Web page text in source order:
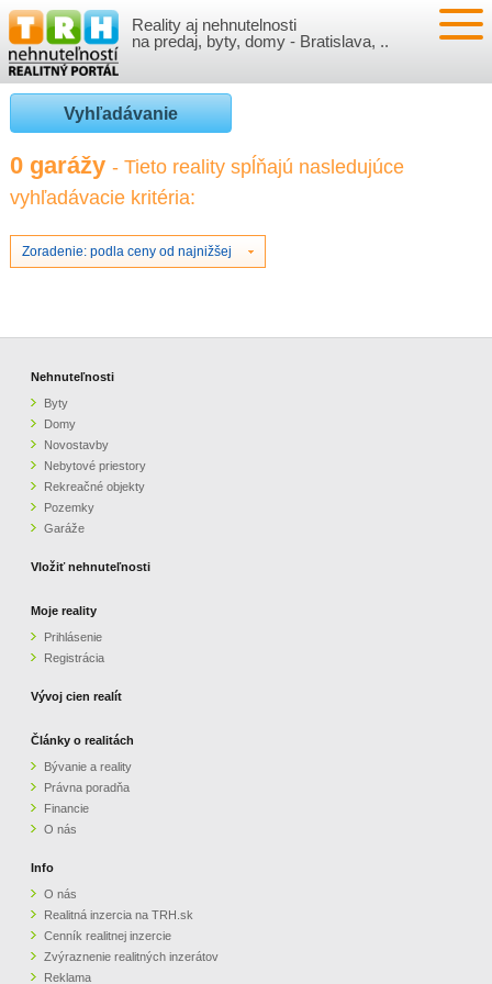
Reality aj nehnutelnosti
na predaj, byty, domy - Bratislava, ..
NEHNUTEĽNOSTI
BYTY
NOVOSTAVBY
NEBYTOVÉ PRIESTORY
GARÁŽE
VLOŽIŤ NEHNUTEĽNOSTI
PRIHLÁSENIE
REGISTRÁCIA
VÝVOJ CIEN REALÍT
ČLÁNKY O REALITÁCH
O NÁS
CENNÍK REALITNEJ INZERCIE
ZVÝRAZNENIE REALITNÝCH INZERÁTOV
PARTNERI
OBCHODNÉ PODMIENKY
KONTAKT
Vyhľadávanie
0 garážy - Tieto reality spĺňajú nasledujúce
vyhľadávacie kritéria:
Zoradenie: podla ceny od najnižšej
Nehnuteľnosti
Byty
Domy
Novostavby
Nebytové priestory
Rekreačné objekty
Pozemky
Garáže
Vložiť nehnuteľnosti
Moje reality
Prihlásenie
Registrácia
Vývoj cien realít
Články o realitách
Bývanie a reality
Právna poradňa
Financie
O nás
Info
O nás
Realitná inzercia na TRH.sk
Cenník realitnej inzercie
Zvýraznenie realitných inzerátov
Reklama